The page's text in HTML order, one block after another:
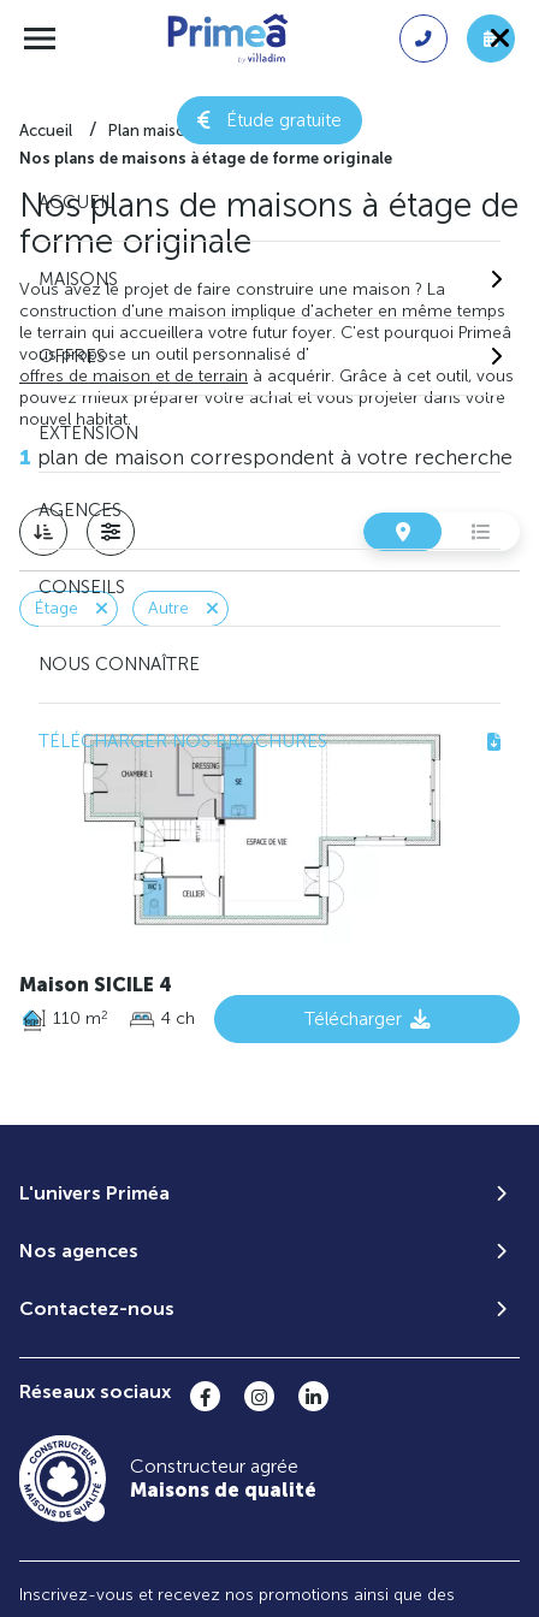
Étude gratuite
ACCUEIL
MAISONS
OFFRES
EXTENSION
AGENCES
CONSEILS
NOUS CONNAÎTRE
TÉLÉCHARGER NOS BROCHURES
Accueil
Plan maison gratuit
Nos plans de maisons à étage de forme originale
Nos plans de maisons à étage de
forme originale
Vous avez le projet de faire construire une maison ? La
construction d'une maison implique d'acheter en même temps
le terrain qui accueillera votre futur foyer. C'est pourquoi Primeâ
vous propose un outil personnalisé d'
offres de maison et de terrain à acquérir. Grâce à cet outil, vous
pouvez mieux préparer votre achat et vous projeter dans votre
nouvel habitat.
1 plan de maison correspondent à votre recherche
Étage Autre
Maison SICILE 4
110 m2 4 ch Télécharger
L'univers Priméa
Nos agences
Contactez-nous
Réseaux sociaux
Constructeur agrée
Maisons de qualité
Inscrivez-vous et recevez nos promotions ainsi que des